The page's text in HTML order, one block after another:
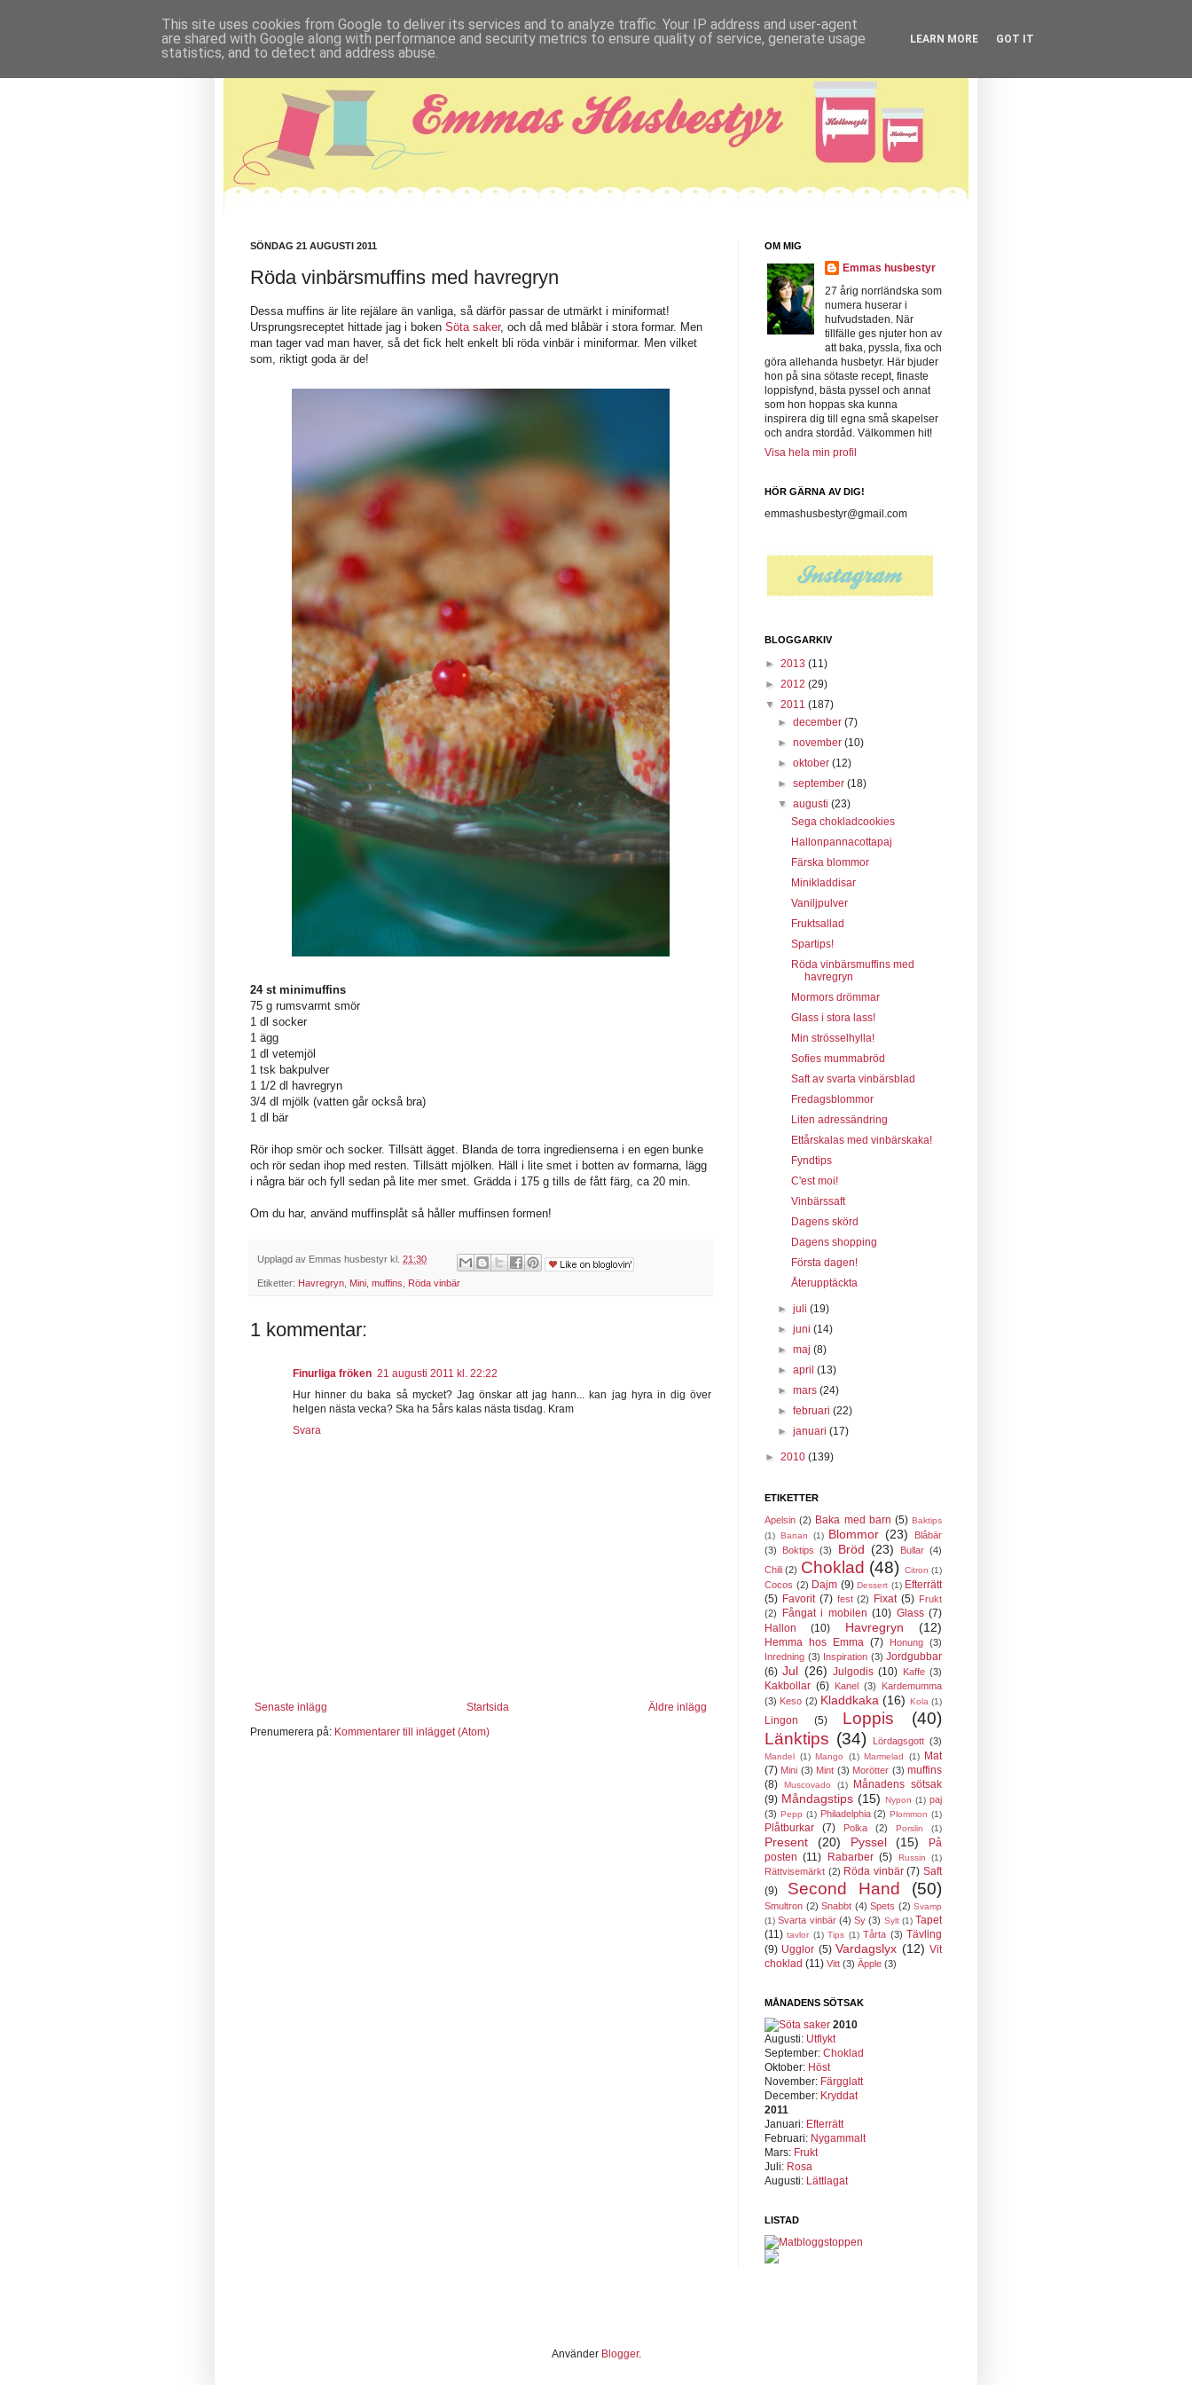
SÖNDAG 21 AUGUSTI 2011
Röda vinbärsmuffins med havregryn
Dessa muffins är lite rejälare än vanliga, så därför passar de utmärkt i miniformat!
Ursprungsreceptet hittade jag i boken Söta saker, och då med blåbär i stora formar. Men
man tager vad man haver, så det fick helt enkelt bli röda vinbär i miniformar. Men vilket
som, riktigt goda är de!
24 st minimuffins
75 g rumsvarmt smör
1 dl socker
1 ägg
1 dl vetemjöl
1 tsk bakpulver
1 1/2 dl havregryn
3/4 dl mjölk (vatten går också bra)
1 dl bär
Rör ihop smör och socker. Tillsätt ägget. Blanda de torra ingredienserna i en egen bunke
och rör sedan ihop med resten. Tillsätt mjölken. Häll i lite smet i botten av formarna, lägg
i några bär och fyll sedan på lite mer smet. Grädda i 175 g tills de fått färg, ca 20 min.
Om du har, använd muffinsplåt så håller muffinsen formen!
Upplagd av Emmas husbestyr kl. 21:30
Etiketter: Havregryn Mini muffins Röda vinbär
1 kommentar:
Finurliga fröken 21 augusti 2011 kl. 22:22
Hur hinner du baka så mycket? Jag önskar att jag hann... kan jag hyra in dig över
helgen nästa vecka? Ska ha 5års kalas nästa tisdag. Kram
Svara
Senaste inlägg Äldre inlägg
Startsida
Prenumerera på: Kommentarer till inlägget (Atom)
OM MIG
Emmas husbestyr
27 årig norrländska som
numera huserar i
hufvudstaden. När
tillfälle ges njuter hon av
att baka, pyssla, fixa och
göra allehanda husbetyr. Här bjuder
hon på sina sötaste recept, finaste
loppisfynd, bästa pyssel och annat
som hon hoppas ska kunna
inspirera dig till egna små skapelser
och andra stordåd. Välkommen hit!
Visa hela min profil
HÖR GÄRNA AV DIG!
emmashusbestyr@gmail.com
BLOGGARKIV
► 2013 (11)
► 2012 (29)
▼ 2011 (187)
►december(7)
►november(10)
►oktober(12)
►september(18)
▼augusti(23)
Sega chokladcookies
Hallonpannacottapaj
Färska blommor
Minikladdisar
Vaniljpulver
Fruktsallad
Spartips!
Röda vinbärsmuffins med
havregryn
Mormors drömmar
Glass i stora lass!
Min strösselhylla!
Sofies mummabröd
Saft av svarta vinbärsblad
Fredagsblommor
Liten adressändring
Ettårskalas med vinbärskaka!
Fyndtips
C'est moi!
Vinbärssaft
Dagens skörd
Dagens shopping
Första dagen!
Återupptäckta
►juli(19)
►juni(14)
►maj(8)
►april(13)
►mars(24)
►februari(22)
►januari(17)
► 2010 (139)
ETIKETTER
Apelsin (2) Baka med barn (5) Baktips
(1) Banan (1) Blommor (23)
Blåbär
(3)
Boktips (3) Bröd (23) Bullar (4)
Chili (2) Choklad (48) Citron (1)
Cocos (2) Dajm (9) Dessert (1) Efterrätt
(5) Favorit (7) fest (2) Fixat (5) Frukt
(2)
Fångat i mobilen (10) Glass (7)
Hallon
(10) Havregryn (12)
Hemma hos Emma (7) Honung (3)
Inredning (3) Inspiration (3) Jordgubbar
(6) Jul (26) Julgodis (10) Kaffe (3)
Kakbollar (6) Kanel (3)
Kardemumma
(3) Keso (2) Kladdkaka (16) Kola (1)
Lingon (5) Loppis
(40)
Länktips (34) Lördagsgott (3)
Mandel (1) Mango (1) Marmelad (1)
Mat
(7) Mini (3) Mint (3) Morötter (3) muffins
(8)
Muscovado (1)
Månadens sötsak
(9) Måndagstips (15) Nypon (1) paj
(3) Pepp (1) Philadelphia (2) Plommon (1)
Plåtburkar (7) Polka (2) Porslin (1)
Present (20) Pyssel (15)
På
posten (11) Rabarber (5) Russin (1)
Rättvisemärkt (2) Röda vinbär (7) Saft
(9)
Second Hand (50)
Smultron (2) Snabbt (4) Spets (2) Svamp
(1) Svarta vinbär (4) Sy (3) Sylt (1) Tapet
(11) tavlor (1) Tips (1) Tårta (3) Tävling
(9) Ugglor (5) Vardagslyx (12) Vit
choklad (11) Vitt (3) Äpple (3)
MÅNADENS SÖTSAK
2010
Augusti: Utflykt
September: Choklad
Oktober: Höst
November: Färgglatt
December: Kryddat
2011
Januari: Efterrätt
Februari: Nygammalt
Mars: Frukt
Juli: Rosa
Augusti: Lättlagat
LISTAD
Använder Blogger.
This site uses cookies from Google to deliver its services and to analyze traffic. Your IP address and user-agent
are shared with Google along with performance and security metrics to ensure quality of service, generate usage
statistics, and to detect and address abuse.
LEARN MORE GOT IT